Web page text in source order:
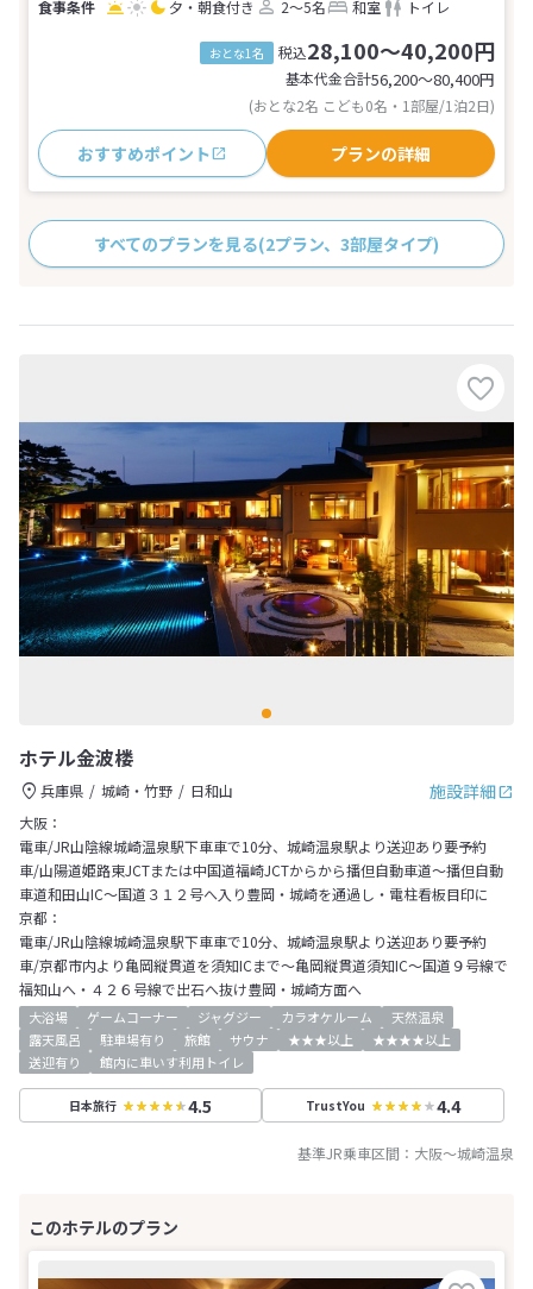
夕・朝食付き 2～5名 和室 トイレ
おとな1名 税込28,100～40,200円
基本代金合計56,200〜80,400円
(おとな2名 こども0名・1部屋/1泊2日)
おすすめポイント プランの詳細
すべてのプランを見る(2プラン、3部屋タイプ)
ホテル金波楼
施設詳細
兵庫県 城崎・竹野
日和山
大阪：
電車/JR山陰線城崎温泉駅下車車で10分、城崎温泉駅より送迎あり要予約
車/山陽道姫路東JCTまたは中国道福崎JCTからから播但自動車道～播但自動
車道和田山IC～国道３１２号へ入り豊岡・城崎を通過し・電柱看板目印に
京都：
電車/JR山陰線城崎温泉駅下車車で10分、城崎温泉駅より送迎あり要予約
車/京都市内より亀岡縦貫道を須知ICまで～亀岡縦貫道須知IC～国道９号線で
福知山へ・４２６号線で出石へ抜け豊岡・城崎方面へ
大浴場 ゲームコーナー ジャグジー カラオケルーム
天然温泉
露天風呂
駐車場有り 旅館 サウナ ★★★以上
★★★★以上
送迎有り
館内に車いす利用トイレ
日本旅行 4.5 TrustYou 4.4
基準JR乗車区間： 大阪～城崎温泉